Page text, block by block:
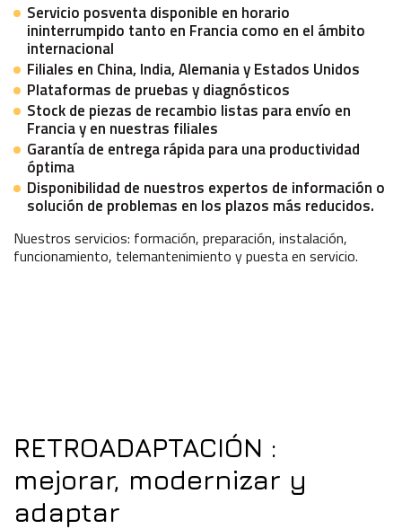
Servicio posventa disponible en horario
ininterrumpido tanto en Francia como en el ámbito
internacional
Filiales en China, India, Alemania y Estados Unidos
Plataformas de pruebas y diagnósticos
Stock de piezas de recambio listas para envío en
Francia y en nuestras filiales
Garantía de entrega rápida para una productividad
óptima
Disponibilidad de nuestros expertos de información o
solución de problemas en los plazos más reducidos.
Nuestros servicios: formación, preparación, instalación,
funcionamiento, telemantenimiento y puesta en servicio.
RETROADAPTACIÓN :
mejorar, modernizar y
adaptar